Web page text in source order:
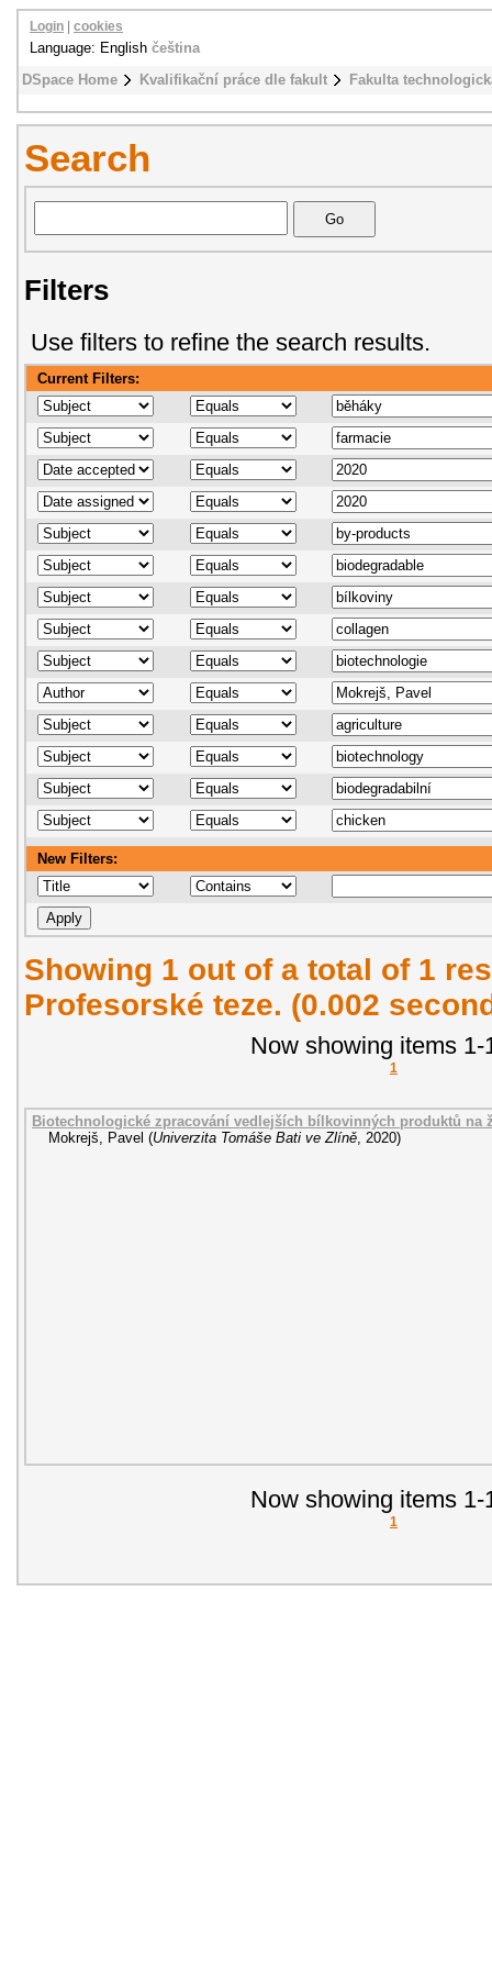
DSpace Home Kvalifikační práce dle fakult Fakulta
Login cookies
Language: English čeština
Search
Filters
Use filters to refine the search results.
Current Filters:
New Filters:
Showing 1 out of a total of 1
Profesorské teze. (0.002
Now showing items 1-
1
Biotechnologické zpracování vedlejších bílkovinných produktů na
Mokrejš, Pavel (Univerzita Tomáše Bati ve Zlíně, 2020)
Now showing items 1-
1